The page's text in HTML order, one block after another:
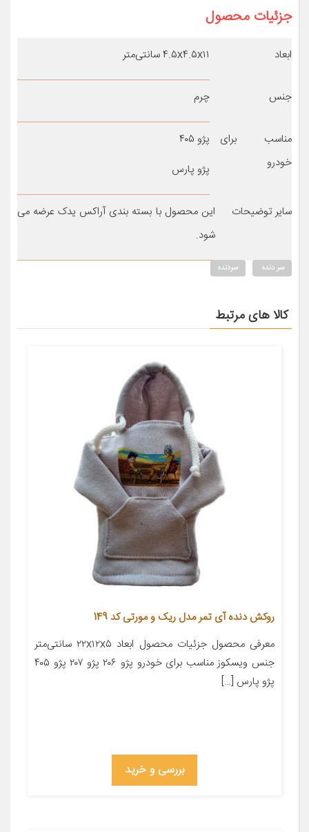
جزئیات محصول
ابعاد ۴.۵x۴.۵x۱۱ سانتی‌متر
جنس چرم
مناسب برای
خودرو
پژو ۴۰۵
پژو پارس
سایر توضیحات
این محصول با بسته بندی آراکس یدک عرضه می
شود.
سر دنده سردنده
کالا های مرتبط
روکش دنده آی تمر مدل ریک و مورتی کد 149
معرفی محصول جزئیات محصول ابعاد ۲۲x۱۲x۵ سانتی‌متر
جنس ویسکوز مناسب برای خودرو پژو ۲۰۶ پژو ۲۰۷ پژو ۴۰۵
پژو پارس […]
بررسی و خرید